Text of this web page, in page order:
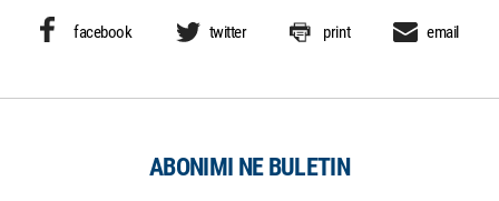
facebook twitter print email
ABONIMI NE BULETIN